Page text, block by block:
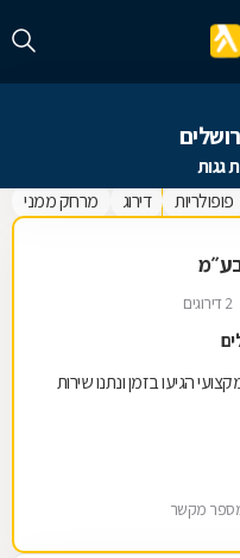
פופולריות דירוג מרחק ממני
2 דירוגים
הגיעו בזמן ונתנו שירות
מקשר